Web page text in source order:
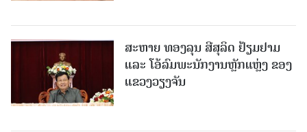
ສະຫາຍ ທອງລຸນ ສີສຸລິດ ຢ້ຽມຢາມ
ແລະ ໂອ້ລົມພະນັກງານຫຼັກແຫຼ່ງ ຂອງ
ແຂວງວຽງຈັນ